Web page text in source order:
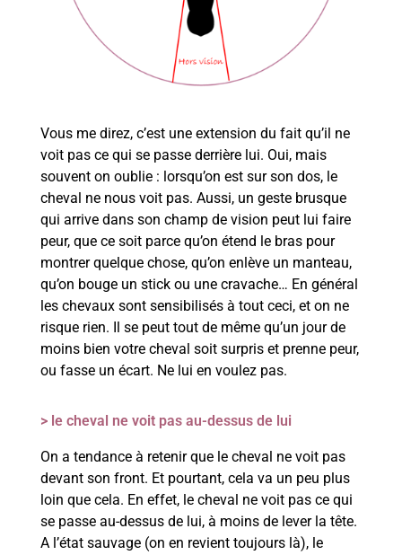
Vous me direz, c’est une extension du fait qu’il ne
voit pas ce qui se passe derrière lui. Oui, mais
souvent on oublie : lorsqu’on est sur son dos, le
cheval ne nous voit pas. Aussi, un geste brusque
qui arrive dans son champ de vision peut lui faire
peur, que ce soit parce qu’on étend le bras pour
montrer quelque chose, qu’on enlève un manteau,
qu’on bouge un stick ou une cravache… En général
les chevaux sont sensibilisés à tout ceci, et on ne
risque rien. Il se peut tout de même qu’un jour de
moins bien votre cheval soit surpris et prenne peur,
ou fasse un écart. Ne lui en voulez pas.
> le cheval ne voit pas au-dessus de lui
On a tendance à retenir que le cheval ne voit pas
devant son front. Et pourtant, cela va un peu plus
loin que cela. En effet, le cheval ne voit pas ce qui
se passe au-dessus de lui, à moins de lever la tête.
A l’état sauvage (on en revient toujours là), le